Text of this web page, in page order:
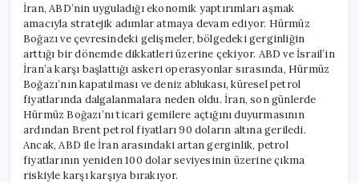
Petrolleri
Sevk
Ediyor
için
İran, ABD’nin uyguladığı ekonomik yaptırımları aşmak
amacıyla stratejik adımlar atmaya devam ediyor. Hürmüz
Boğazı ve çevresindeki gelişmeler, bölgedeki gerginliğin
arttığı bir dönemde dikkatleri üzerine çekiyor. ABD ve İsrail’in
İran’a karşı başlattığı askeri operasyonlar sırasında, Hürmüz
Boğazı’nın kapatılması ve deniz ablukası, küresel petrol
fiyatlarında dalgalanmalara neden oldu. İran, son günlerde
Hürmüz Boğazı’nı ticari gemilere açtığını duyurmasının
ardından Brent petrol fiyatları 90 doların altına geriledi.
Ancak, ABD ile İran arasındaki artan gerginlik, petrol
fiyatlarının yeniden 100 dolar seviyesinin üzerine çıkma
riskiyle karşı karşıya bırakıyor.